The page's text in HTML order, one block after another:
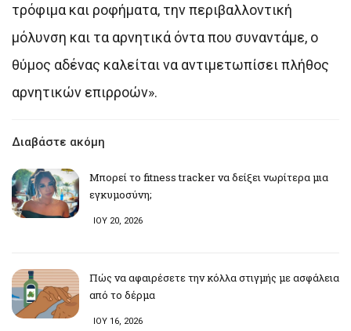
τρόφιμα και ροφήματα, την περιβαλλοντική
μόλυνση και τα αρνητικά όντα που συναντάμε, ο
θύμος αδένας καλείται να αντιμετωπίσει πλήθος
αρνητικών επιρροών».
Διαβάστε ακόμη
Μπορεί το fitness tracker να δείξει νωρίτερα μια
εγκυμοσύνη;
ΙΟΥ 20, 2026
Πώς να αφαιρέσετε την κόλλα στιγμής με ασφάλεια
από το δέρμα
ΙΟΥ 16, 2026